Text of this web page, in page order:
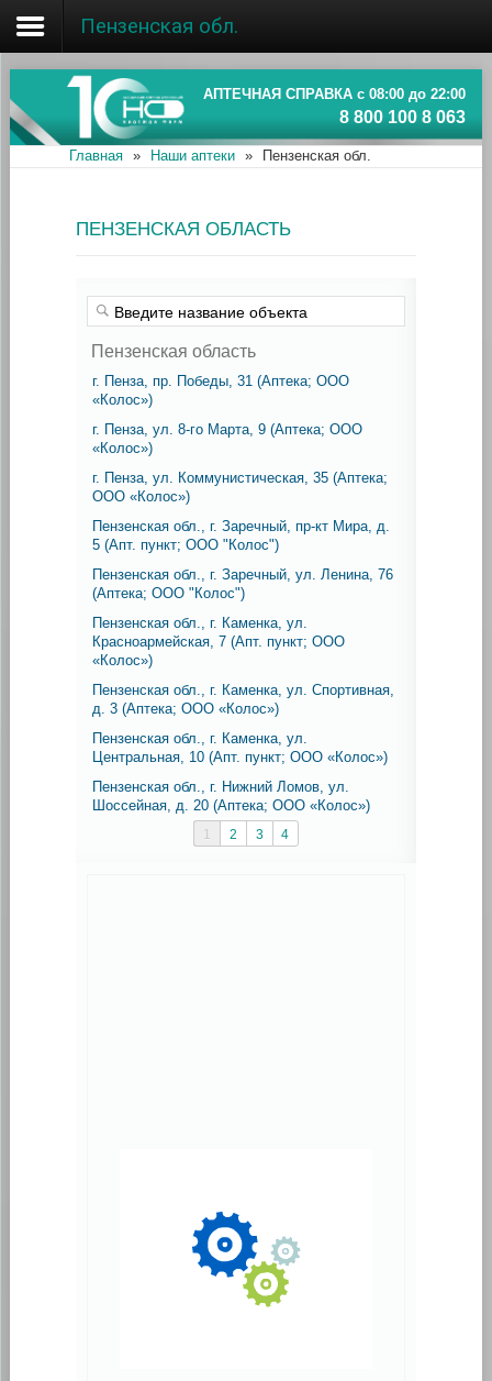
Главная
Об ассоциации
Наши аптеки
Пензенская обл.
АПТЕЧНАЯ СПРАВКА с 08:00 до 22:00
8 800 100 8 063
Главная » Наши аптеки » Пензенская обл.
ПЕНЗЕНСКАЯ ОБЛАСТЬ
Пензенская область
г. Пенза, пр. Победы, 31 (Аптека; ООО
«Колос»)
г. Пенза, ул. 8-го Марта, 9 (Аптека; ООО
«Колос»)
г. Пенза, ул. Коммунистическая, 35 (Аптека;
ООО «Колос»)
Пензенcкая обл., г. Заречный, пр-кт Мира, д.
5 (Апт. пункт; ООО "Колос")
Пензенcкая обл., г. Заречный, ул. Ленина, 76
(Аптека; ООО "Колос")
Пензенcкая обл., г. Каменка, ул.
Красноармейская, 7 (Апт. пункт; ООО
«Колос»)
Пензенcкая обл., г. Каменка, ул. Спортивная,
д. 3 (Аптека; ООО «Колос»)
Пензенcкая обл., г. Каменка, ул.
Центральная, 10 (Апт. пункт; ООО «Колос»)
Пензенcкая обл., г. Нижний Ломов, ул.
Шоссейная, д. 20 (Аптека; ООО «Колос»)
1 2 3 4